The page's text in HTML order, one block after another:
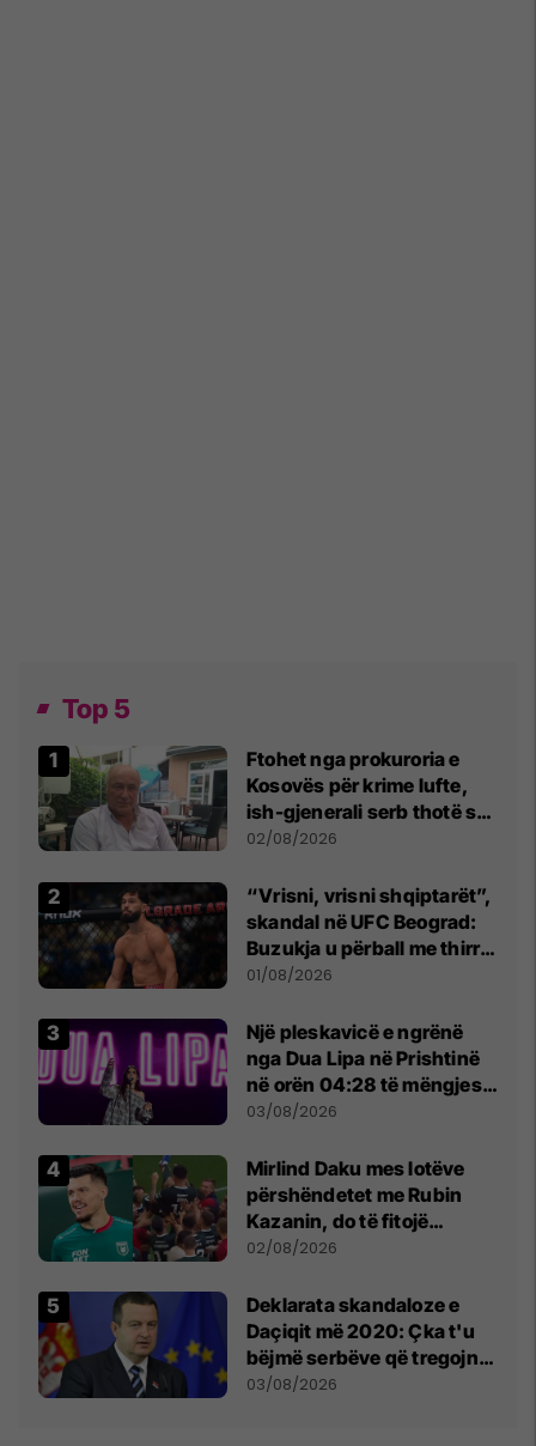
Top 5
Ftohet nga prokuroria e
Kosovës për krime lufte,
ish-gjenerali serb thotë se
dikush e tradhtoi në
02/08/2026
“Vrisni, vrisni shqiptarët”,
skandal në UFC Beograd:
Buzukja u përball me thirrje
anti-shqiptare nga
01/08/2026
Një pleskavicë e ngrënë
nga Dua Lipa në Prishtinë
në orën 04:28 të mëngjesit
- dhe bota digjitale serbe
03/08/2026
Mirlind Daku mes lotëve
përshëndetet me Rubin
Kazanin, do të fitojë
miliona te Spartak Moska
02/08/2026
​Deklarata skandaloze e
Daçiqit më 2020: Çka t'u
bëjmë serbëve që tregojnë
ku janë varrosur shqiptarët
03/08/2026